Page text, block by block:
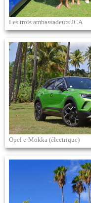
Les trois ambassadeurs JCA
Opel e-Mokka (électrique)